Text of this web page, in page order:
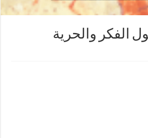
الفكر والحرية